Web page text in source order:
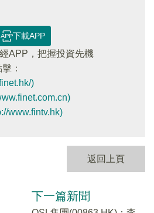
下載APP
APP，把握投資先機
：
)
www.fintv.hk)
返回上頁
下一篇新聞